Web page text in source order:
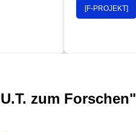
[F-PROJEKT]
zum Forschen"